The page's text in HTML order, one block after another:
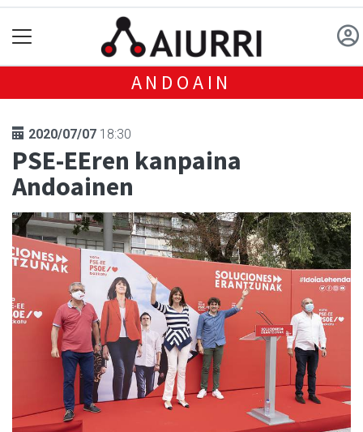
ANDOAIN
2020/07/07 18:30
PSE-EEren kanpaina
Andoainen